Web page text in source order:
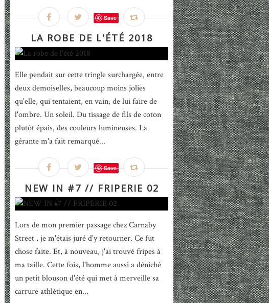
Save
LA ROBE DE L'ÉTÉ 2018
Elle pendait sur cette tringle surchargée, entre
deux demoiselles, beaucoup moins jolies
qu'elle, qui tentaient, en vain, de lui faire de
l'ombre. Un soleil. Du tissage de fils de coton
plutôt épais, des couleurs lumineuses. La
gérante m'a fait remarqué...
Save
NEW IN #7 // FRIPERIE 02
Lors de mon premier passage chez Carnaby
Street , je m'étais juré d'y retourner. Ce fut
chose faite. Et, à nouveau, j'ai trouvé fripes à
ma taille. Cette fois, l'homme aussi a déniché
un petit blouson d'été qui met à merveille sa
carrure athlétique en...